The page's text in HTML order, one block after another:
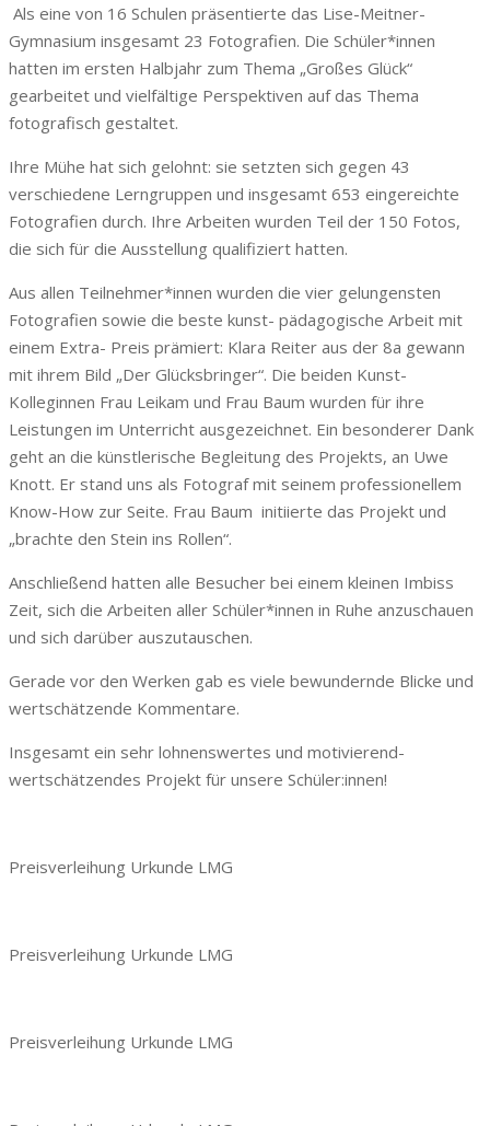
Als eine von 16 Schulen präsentierte das Lise-Meitner-
Gymnasium insgesamt 23 Fotografien. Die Schüler*innen
hatten im ersten Halbjahr zum Thema „Großes Glück“
gearbeitet und vielfältige Perspektiven auf das Thema
fotografisch gestaltet.
Ihre Mühe hat sich gelohnt: sie setzten sich gegen 43
verschiedene Lerngruppen und insgesamt 653 eingereichte
Fotografien durch. Ihre Arbeiten wurden Teil der 150 Fotos,
die sich für die Ausstellung qualifiziert hatten.
Aus allen Teilnehmer*innen wurden die vier gelungensten
Fotografien sowie die beste kunst- pädagogische Arbeit mit
einem Extra- Preis prämiert: Klara Reiter aus der 8a gewann
mit ihrem Bild „Der Glücksbringer“. Die beiden Kunst-
Kolleginnen Frau Leikam und Frau Baum wurden für ihre
Leistungen im Unterricht ausgezeichnet. Ein besonderer Dank
geht an die künstlerische Begleitung des Projekts, an Uwe
Knott. Er stand uns als Fotograf mit seinem professionellem
Know-How zur Seite. Frau Baum initiierte das Projekt und
„brachte den Stein ins Rollen“.
Anschließend hatten alle Besucher bei einem kleinen Imbiss
Zeit, sich die Arbeiten aller Schüler*innen in Ruhe anzuschauen
und sich darüber auszutauschen.
Gerade vor den Werken gab es viele bewundernde Blicke und
wertschätzende Kommentare.
Insgesamt ein sehr lohnenswertes und motivierend-
wertschätzendes Projekt für unsere Schüler:innen!
Preisverleihung Urkunde LMG
Preisverleihung Urkunde LMG
Preisverleihung Urkunde LMG